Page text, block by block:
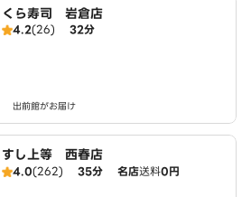
くら寿司 岩倉店
4.2(26) 32分
出前館がお届け
すし上等 西春店
4.0(262) 35分 名店送料0円